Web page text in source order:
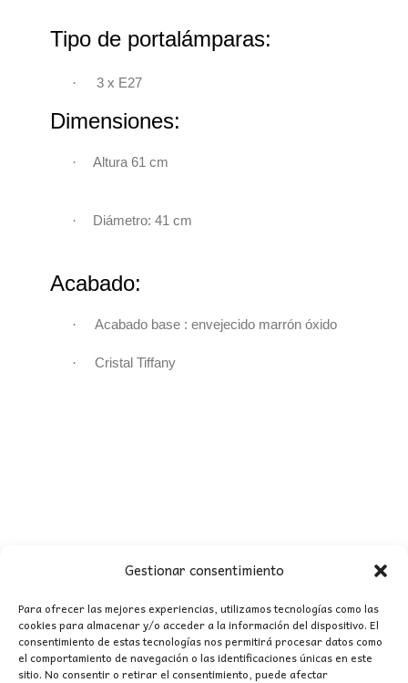
Gestionar consentimiento
Para ofrecer las mejores experiencias, utilizamos tecnologías como las
cookies para almacenar y/o acceder a la información del dispositivo. El
consentimiento de estas tecnologías nos permitirá procesar datos como
el comportamiento de navegación o las identificaciones únicas en este
sitio. No consentir o retirar el consentimiento, puede afectar
Tipo de portalámparas:
· 3 x E27
Dimensiones:
· Altura 61 cm
· Diámetro: 41 cm
Acabado:
· Acabado base : envejecido marrón óxido
· Cristal Tiffany
CONTACTO